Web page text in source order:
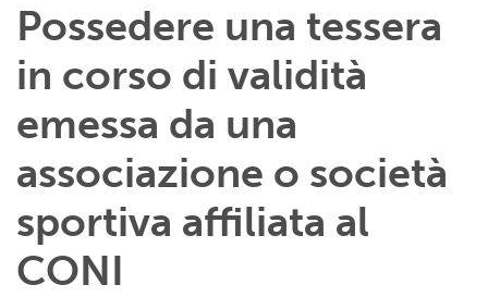
Possedere una tessera
in corso di validità
emessa da una
associazione o società
sportiva affiliata al
CONI